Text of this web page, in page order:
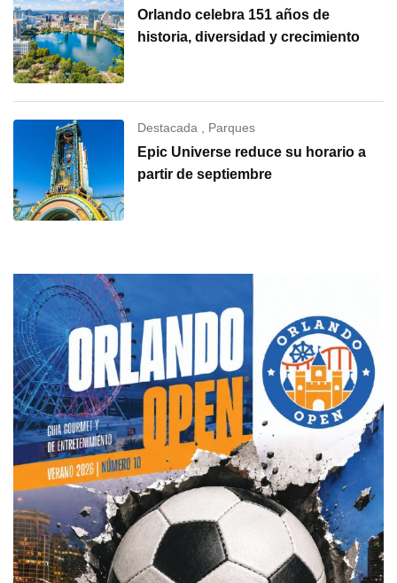
Orlando celebra 151 años de
historia, diversidad y crecimiento
Destacada Parques
Epic Universe reduce su horario a
partir de septiembre